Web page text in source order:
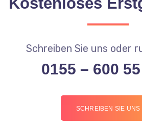
Schreiben Sie uns oder
0155 – 600
SCHREIBEN SIE UNS